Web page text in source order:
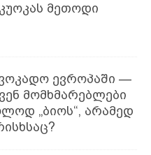
მეთოდი
ევროპაში —
მომხმარებლები
„ბიოს“, არამედ